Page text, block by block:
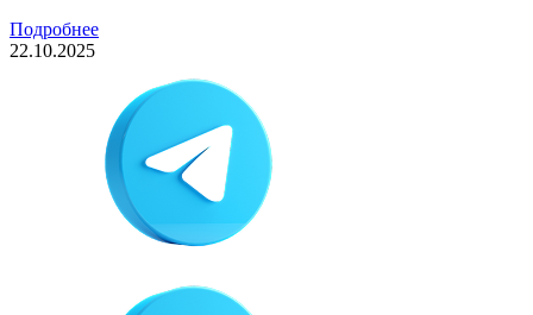
Подробнее
22.10.2025